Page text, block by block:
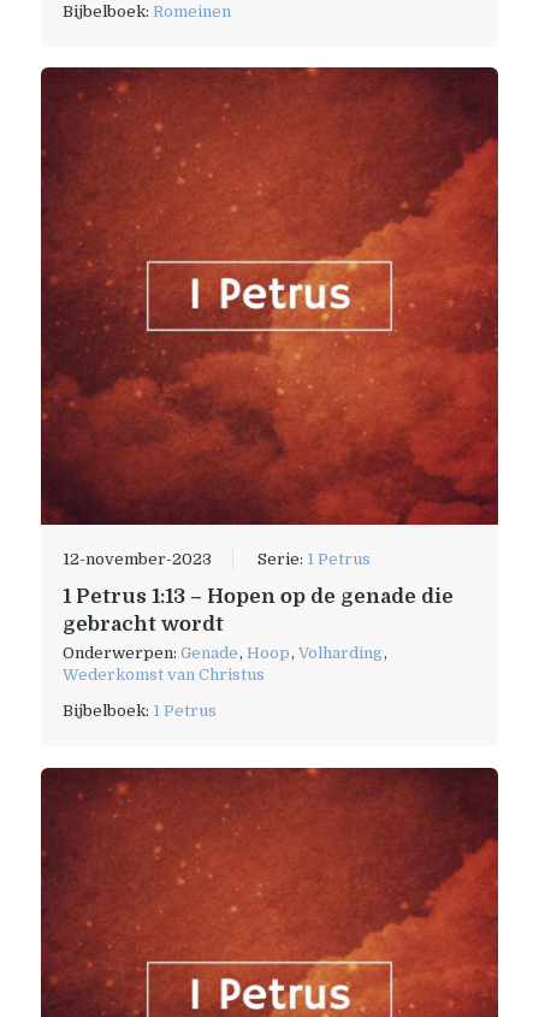
Bijbelboek: Romeinen
12-november-2023 Serie: 1 Petrus
1 Petrus 1:13 – Hopen op de genade die
gebracht wordt
Onderwerpen: Genade, Hoop, Volharding,
Wederkomst van Christus
Bijbelboek: 1 Petrus